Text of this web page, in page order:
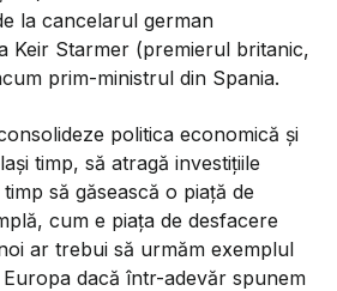
la cancelarul german
Keir Starmer (premierul britanic,
prim-ministrul din Spania.
politica economică și
timp, să atragă investițiile
să găsească o piață de
cum e piața de desfacere
ar trebui să urmăm exemplul
dacă într-adevăr spunem